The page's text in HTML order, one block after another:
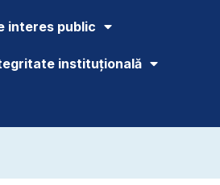
interes public
instituțională